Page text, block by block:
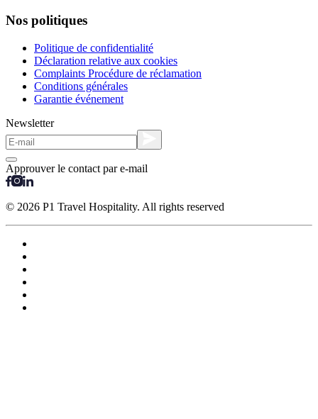
Nos politiques
Politique de confidentialité
Déclaration relative aux cookies
Complaints Procédure de réclamation
Conditions générales
Garantie événement
Newsletter
Approuver le contact par e-mail
© 2026 P1 Travel Hospitality. All rights reserved